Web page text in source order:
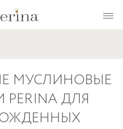
МУСЛИНОВЫЕ
ДЛЯ